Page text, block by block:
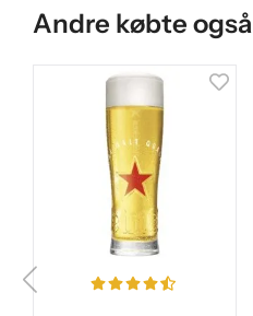
Andre købte også